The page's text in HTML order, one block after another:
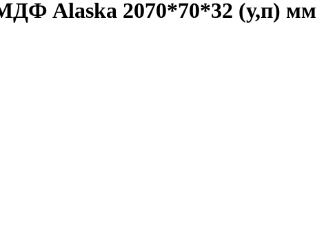
Alaska 2070*70*32 (у,п) мм